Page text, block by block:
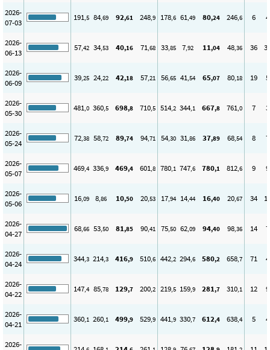
2026-
07-03
191,5 84,69 92,61 248,9 178,6 61,49 80,24 246,6 6 4
2026-
06-13
57,42 34,53 40,16 71,68 33,85 7,92 11,04 48,36 36
2026-
06-09
39,25 24,22 42,18 57,21 56,65 41,54 65,07 80,18 19 5
2026-
05-30
481,0 360,5 698,8 710,5 514,2 344,1 667,8 761,0 7 3
2026-
05-24
72,38 58,72 89,74 94,71 54,30 31,86 37,89 68,54 8 7
2026-
05-07
469,4 336,9 469,4 601,8 780,1 747,6 780,1 812,6 9 9
2026-
05-06
16,09 8,86 10,50 20,53 17,94 14,44 16,40 20,67 34
2026-
04-27
68,66 53,50 81,85 90,41 75,50 62,09 94,40 98,36 14 7
2026-
04-24
344,3 214,3 416,9 510,6 442,2 294,6 580,2 658,7 71 4
2026-
04-22
147,4 85,78 129,7 200,2 219,5 159,9 281,7 310,1 12 9
2026-
04-21
360,1 260,1 499,9 529,9 441,9 330,7 612,4 638,4 5 4
2026-